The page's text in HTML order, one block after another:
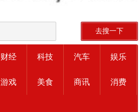
去搜一下
财经 科技 汽车 娱乐
游戏 美食 商讯 消费